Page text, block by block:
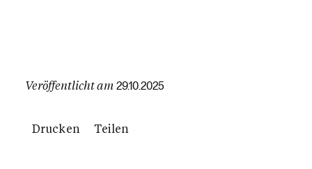
Veröffentlicht am 29.10.2025
Drucken Teilen